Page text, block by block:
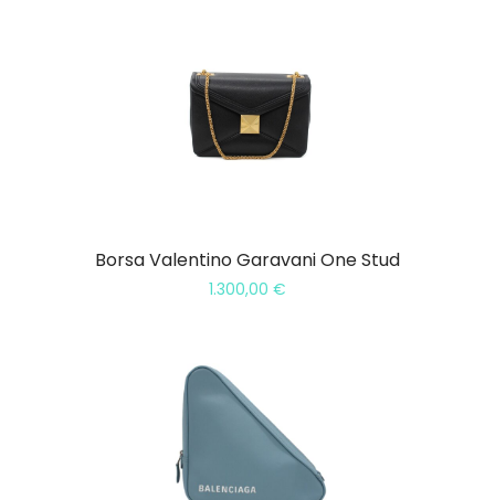
Borsa Valentino Garavani One Stud
1.300,00 €